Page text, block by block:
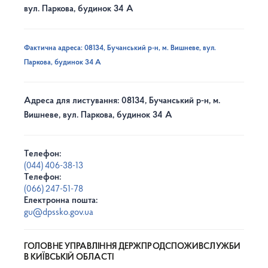
вул. Паркова, будинок 34 А
Фактична адреса: 08134, Бучанський р-н, м. Вишневе, вул.
Паркова, будинок 34 А
Адреса для листування: 08134, Бучанський р-н, м.
Вишневе, вул. Паркова, будинок 34 А
Телефон:
(044) 406-38-13
Телефон:
(066) 247-51-78
Електронна пошта:
gu@dpssko.gov.ua
ГОЛОВНЕ УПРАВЛІННЯ ДЕРЖПРОДСПОЖИВСЛУЖБИ
В КИЇВСЬКІЙ ОБЛАСТІ